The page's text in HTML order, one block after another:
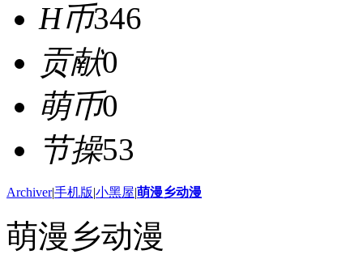
H币346
贡献0
萌币0
节操53
Archiver|手机版|小黑屋|萌漫乡动漫
萌漫乡动漫